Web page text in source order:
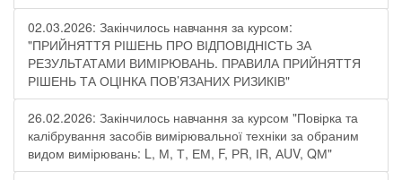
02.03.2026: Закінчилось навчання за курсом:
"ПРИЙНЯТТЯ РІШЕНЬ ПРО ВІДПОВІДНІСТЬ ЗА
РЕЗУЛЬТАТАМИ ВИМІРЮВАНЬ. ПРАВИЛА ПРИЙНЯТТЯ
РІШЕНЬ ТА ОЦІНКА ПОВ’ЯЗАНИХ РИЗИКІВ"
26.02.2026: Закінчилось навчання за курсом "Повірка та
калібрування засобів вимірювальної техніки за обраним
видом вимірювань: L, М, Т, ЕМ, F, РR, ІR, АUV, QМ"